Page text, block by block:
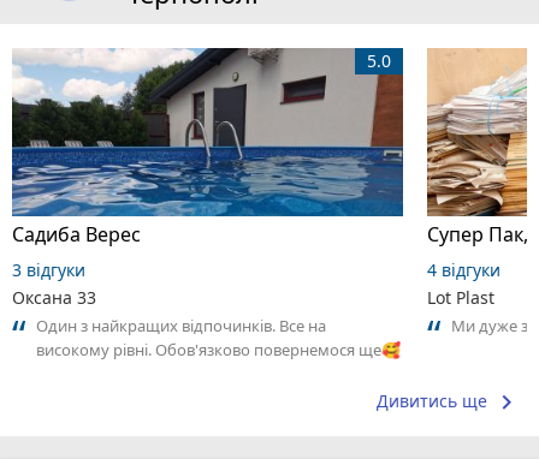
Садиба Верес
5.0
3 відгуки
Оксана 33
Один з найкращих відпочинків. Все на
високому рівні. Обов'язково повернемося ще🥰
Супер Пак,
4 відгуки
Lot Plast
Ми дуже
Дивитись ще keyboard_arrow_right